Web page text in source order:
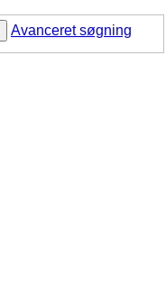
Avanceret søgning